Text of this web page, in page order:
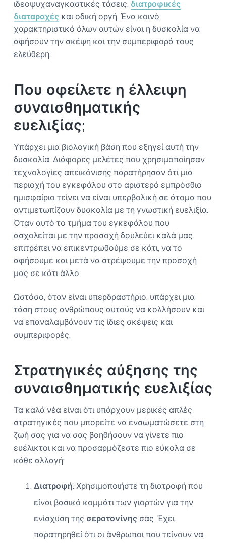
ιδεοψυχαναγκαστικές τάσεις, διατροφικές
διαταραχές και οδική οργή. Ένα κοινό
χαρακτηριστικό όλων αυτών είναι η δυσκολία να
αφήσουν την σκέψη και την συμπεριφορά τους
ελεύθερη.
Που οφείλετε η έλλειψη
συναισθηματικής
ευελιξίας;
Υπάρχει μια βιολογική βάση που εξηγεί αυτή την
δυσκολία. Διάφορες μελέτες που χρησιμοποίησαν
τεχνολογίες απεικόνισης παρατήρησαν ότι μια
περιοχή του εγκεφάλου στο αριστερό εμπρόσθιο
ημισφαίριο τείνει να είναι υπερβολική σε άτομα που
αντιμετωπίζουν δυσκολία με τη γνωστική ευελιξία.
Όταν αυτό το τμήμα του εγκεφάλου που
ασχολείται με την προσοχή δουλεύει καλά μας
επιτρέπει να επικεντρωθούμε σε κάτι, να το
αφήσουμε και μετά να στρέψουμε την προσοχή
μας σε κάτι άλλο.
Ωστόσο, όταν είναι υπερδραστήριο, υπάρχει μια
τάση στους ανθρώπους αυτούς να κολλήσουν και
να επαναλαμβάνουν τις ίδιες σκέψεις και
συμπεριφορές.
Στρατηγικές αύξησης της
συναισθηματικής ευελιξίας
Τα καλά νέα είναι ότι υπάρχουν μερικές απλές
στρατηγικές που μπορείτε να ενσωματώσετε στη
ζωή σας για να σας βοηθήσουν να γίνετε πιο
ευέλικτοι και να προσαρμόζεστε πιο εύκολα σε
κάθε αλλαγή:
Διατροφή: Χρησιμοποιήστε τη διατροφή που
είναι βασικό κομμάτι των γιορτών για την
ενίσχυση της σεροτονίνης σας. Έχει
παρατηρηθεί ότι οι άνθρωποι που τείνουν να